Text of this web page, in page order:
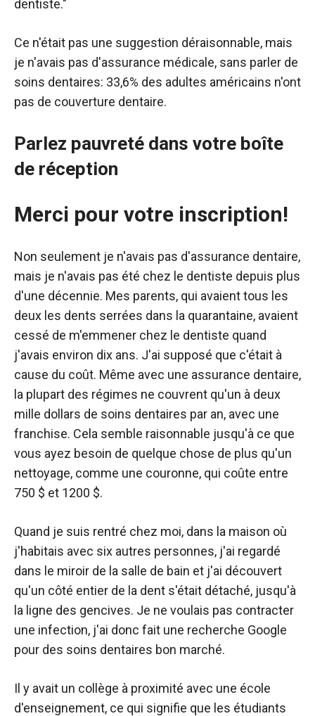
dentiste."
Ce n'était pas une suggestion déraisonnable, mais
je n'avais pas d'assurance médicale, sans parler de
soins dentaires: 33,6% des adultes américains n'ont
pas de couverture dentaire.
Parlez pauvreté dans votre boîte
de réception
Merci pour votre inscription!
Non seulement je n'avais pas d'assurance dentaire,
mais je n'avais pas été chez le dentiste depuis plus
d'une décennie. Mes parents, qui avaient tous les
deux les dents serrées dans la quarantaine, avaient
cessé de m'emmener chez le dentiste quand
j'avais environ dix ans. J'ai supposé que c'était à
cause du coût. Même avec une assurance dentaire,
la plupart des régimes ne couvrent qu'un à deux
mille dollars de soins dentaires par an, avec une
franchise. Cela semble raisonnable jusqu'à ce que
vous ayez besoin de quelque chose de plus qu'un
nettoyage, comme une couronne, qui coûte entre
750 $ et 1200 $.
Quand je suis rentré chez moi, dans la maison où
j'habitais avec six autres personnes, j'ai regardé
dans le miroir de la salle de bain et j'ai découvert
qu'un côté entier de la dent s'était détaché, jusqu'à
la ligne des gencives. Je ne voulais pas contracter
une infection, j'ai donc fait une recherche Google
pour des soins dentaires bon marché.
Il y avait un collège à proximité avec une école
d'enseignement, ce qui signifie que les étudiants